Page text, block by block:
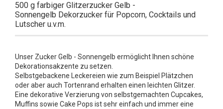
500 g farbiger Glitzerzucker Gelb -
Sonnengelb Dekorzucker für Popcorn, Cocktails und
Lutscher u.v.m.
Unser Zucker Gelb - Sonnengelb ermöglicht Ihnen schöne
Dekorationsakzente zu setzen.
Selbstgebackene Leckereien wie zum Beispiel Plätzchen
oder aber auch Tortenrand erhalten einen leichten Glitzer.
Eine dekorative Verzierung von selbstgemachten Cupcakes,
Muffins sowie Cake Pops ist sehr einfach und immer eine